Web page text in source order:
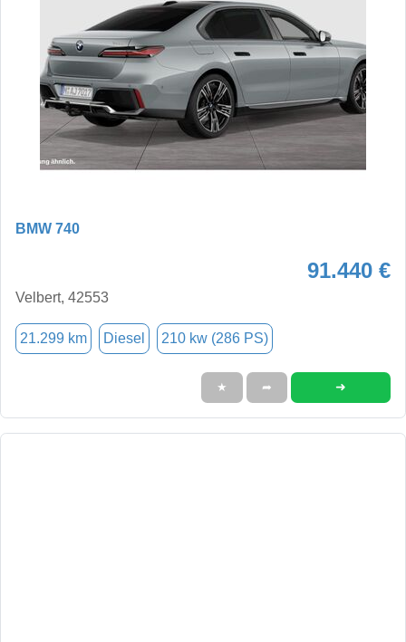
BMW 740
91.440 €
Velbert, 42553
21.299 km Diesel 210 kw (286 PS)
★ ➦ ➜